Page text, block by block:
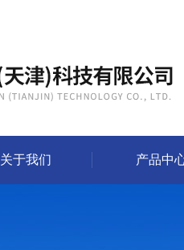
关于我们 产品中